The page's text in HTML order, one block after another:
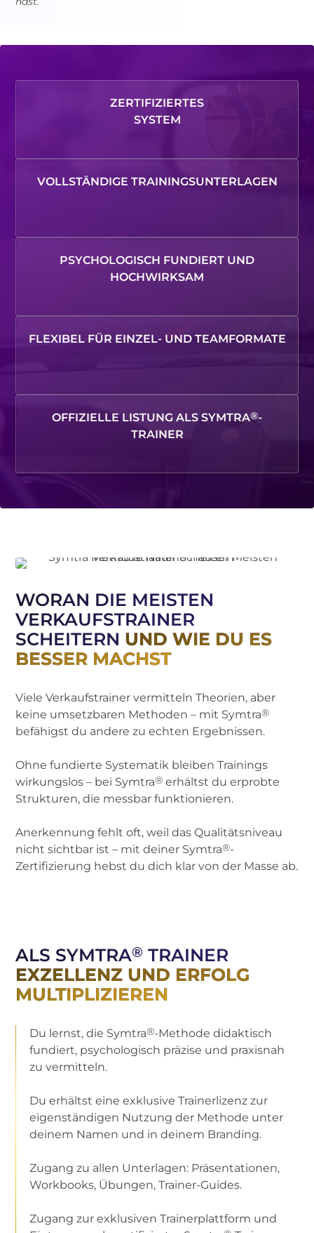
ZERTIFIZIERTES
SYSTEM
VOLLSTÄNDIGE TRAININGSUNTERLAGEN
PSYCHOLOGISCH FUNDIERT UND
HOCHWIRKSAM
FLEXIBEL FÜR EINZEL- UND TEAMFORMATE
OFFIZIELLE LISTUNG ALS SYMTRA®-
TRAINER
WORAN DIE MEISTEN
VERKAUFSTRAINER
SCHEITERN UND WIE DU ES
BESSER MACHST
Viele Verkaufstrainer vermitteln Theorien, aber
keine umsetzbaren Methoden – mit Symtra®
befähigst du andere zu echten Ergebnissen.
Ohne fundierte Systematik bleiben Trainings
wirkungslos – bei Symtra® erhältst du erprobte
Strukturen, die messbar funktionieren.
Anerkennung fehlt oft, weil das Qualitätsniveau
nicht sichtbar ist – mit deiner Symtra®-
Zertifizierung hebst du dich klar von der Masse ab.
ALS SYMTRA® TRAINER
EXZELLENZ UND ERFOLG
MULTIPLIZIEREN
Du lernst, die Symtra®-Methode didaktisch
fundiert, psychologisch präzise und praxisnah
zu vermitteln.
Du erhältst eine exklusive Trainerlizenz zur
eigenständigen Nutzung der Methode unter
deinem Namen und in deinem Branding.
Zugang zu allen Unterlagen: Präsentationen,
Workbooks, Übungen, Trainer-Guides.
Zugang zur exklusiven Trainerplattform und